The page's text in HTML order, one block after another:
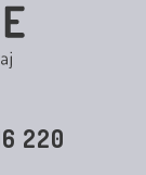
220